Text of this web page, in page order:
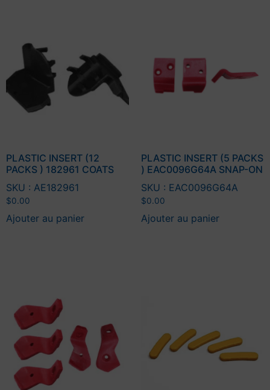
PLASTIC INSERT (12
PACKS ) 182961 COATS
SKU : AE182961
$0.00
Ajouter au panier
PLASTIC INSERT (5 PACKS
) EAC0096G64A SNAP-ON
SKU : EAC0096G64A
$0.00
Ajouter au panier